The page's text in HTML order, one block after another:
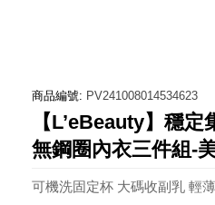
商品編號: PV241008014534623
【L’eBeauty】穩
無鋼圈內衣三件組-
可機洗固定杯 大碼收副乳 輕